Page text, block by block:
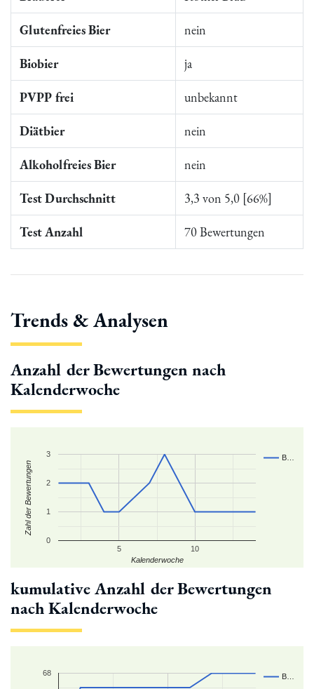
Glutenfreies Bier nein
Biobier ja
PVPP frei unbekannt
Diätbier nein
Alkoholfreies Bier nein
Test Durchschnitt 3,3 von 5,0 [66%]
Test Anzahl 70 Bewertungen
Trends & Analysen
Anzahl der Bewertungen nach
Kalenderwoche
B…
5 10
0
1
2
3
Kalenderwoche
Zahl der Bewertungen
kumulative Anzahl der Bewertungen
nach Kalenderwoche
B…
68